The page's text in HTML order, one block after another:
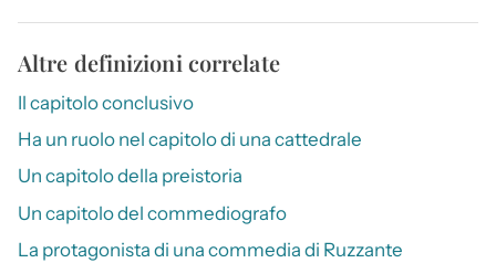
Altre definizioni correlate
Il capitolo conclusivo
Ha un ruolo nel capitolo di una cattedrale
Un capitolo della preistoria
Un capitolo del commediografo
La protagonista di una commedia di Ruzzante